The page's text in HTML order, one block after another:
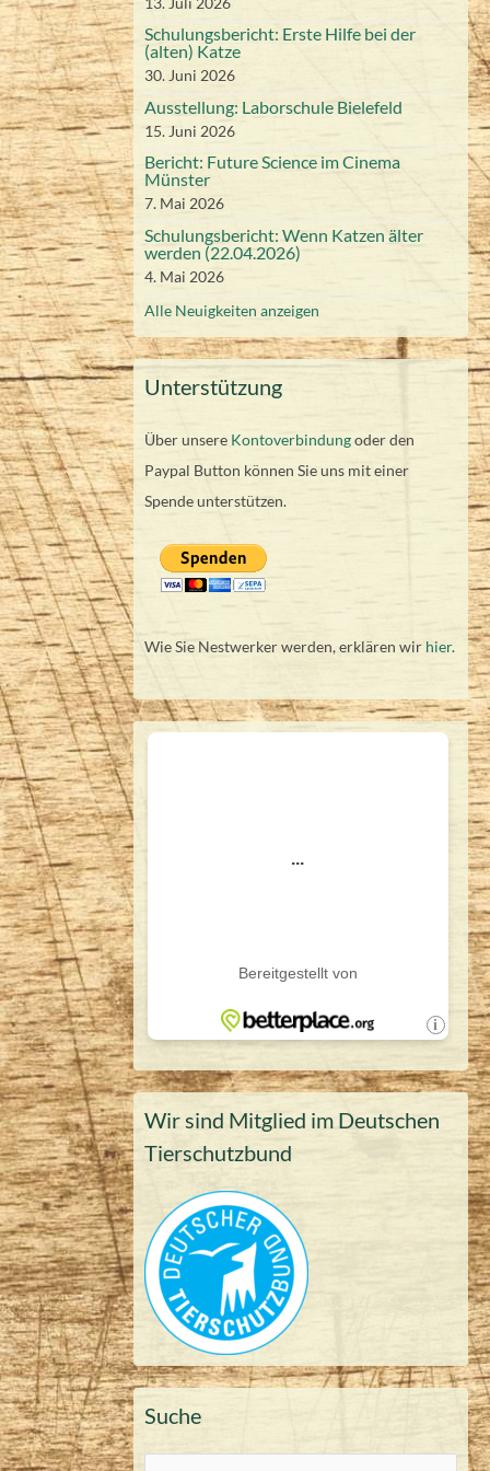
t
2
2
t
2
0
2
6
2
2
2
2
2
2
2
2
2
Schulungsbericht: Erste Hilfe bei der
(alten) Katze
30. Juni 2026
Ausstellung: Laborschule Bielefeld
15. Juni 2026
Bericht: Future Science im Cinema
Münster
7. Mai 2026
Schulungsbericht: Wenn Katzen älter
werden (22.04.2026)
4. Mai 2026
Alle Neuigkeiten anzeigen
Unterstützung
Über unsere Kontoverbindungoder den
Paypal Button können Sie uns mit einer
Spende unterstützen.
Wie Sie Nestwerker werden, erklären wir hier.
Wir sind Mitglied im Deutschen
Tierschutzbund
Suche